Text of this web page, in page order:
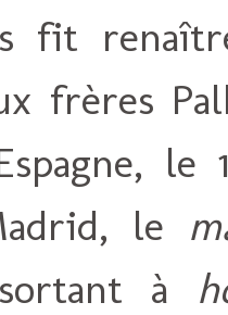
fit
frères
le
le
à